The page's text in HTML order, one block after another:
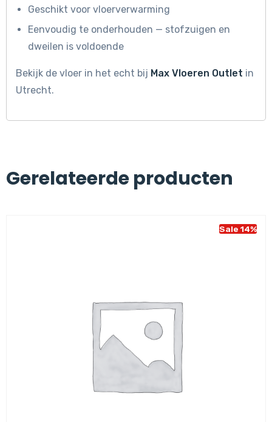
Geschikt voor vloerverwarming
Eenvoudig te onderhouden — stofzuigen en
dweilen is voldoende
Bekijk de vloer in het echt bij Max Vloeren Outlet in
Utrecht.
Gerelateerde producten
Sale 14%